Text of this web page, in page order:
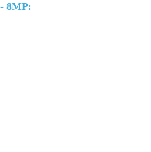
8MP: